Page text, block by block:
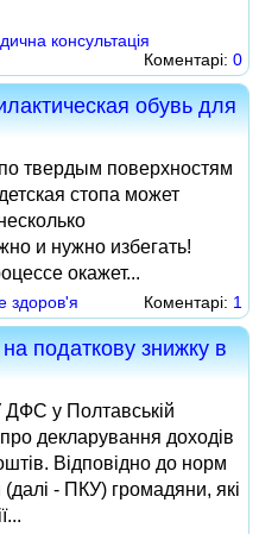
консультація
Коментарі: 0
обувь для
твердым поверхностям
стопа может
и нужно избегать!
окажет...
здоров'я Коментарі: 1
податкову знижку в
ДФС у Полтавській
декларування доходів
Відповідно до норм
(далі - ПКУ) громадяни, які